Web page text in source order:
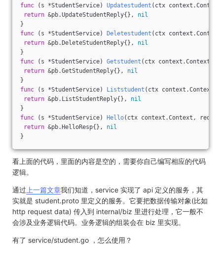
func (s *StudentService) Updatestudent (ctx
return &pb.UpdateStudentReply{}, nil
}
func
(s *StudentService) Deletestudent (ctx
return &pb.DeleteStudentReply{}, nil
}
func
(s *StudentService) Getstudent (ctx context.Context,
return &pb.GetStudentReply{}, nil
}
func
(s *StudentService) Liststudent (ctx context.Context,
return &pb.ListStudentReply{}, nil
}
func
(s *StudentService) Hello(ctx context.Context, req
return &pb.HelloResp{}, nil
}
看上面的代码，里面的内容是空的，需要你自己编写相应的代码
逻辑。
通过上一篇文章我们知道，service 实现了 api 定义的服务，其
实就是 student.proto 里定义的服务。它要把数据传输对象(比如
http request data) 传入到 internal/biz 里进行处理，它一般不
会涉及业务逻辑代码。业务逻辑的组装会在 biz 里实现。
有了 service/student.go ，怎么使用？